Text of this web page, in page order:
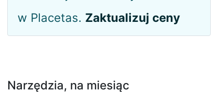
w Placetas. Zaktualizuj ceny
Narzędzia, na miesiąc